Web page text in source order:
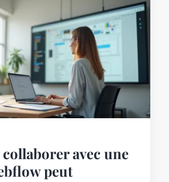
avec une
peut